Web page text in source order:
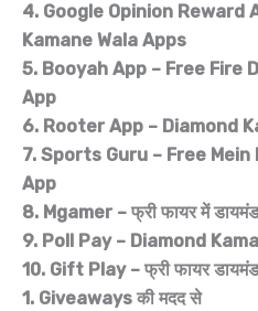
4. Google Opinion Reward
Kamane Wala Apps
5. Booyah App – Free Fire
App
6. Rooter App – Diamond
7. Sports Guru – Free Mein
App
8. Mgamer – फ्री फायर में
9. Poll Pay – Diamond
10. Gift Play – फ्री फायर डायमंड
1. Giveaways की मदद से